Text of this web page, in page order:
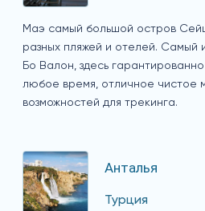
Маэ самый большой остров
разных пляжей и отелей. Самый
Бо Валон, здесь
любое время, отличное чистое
возможностей для трекинга.
Анталья
Турция